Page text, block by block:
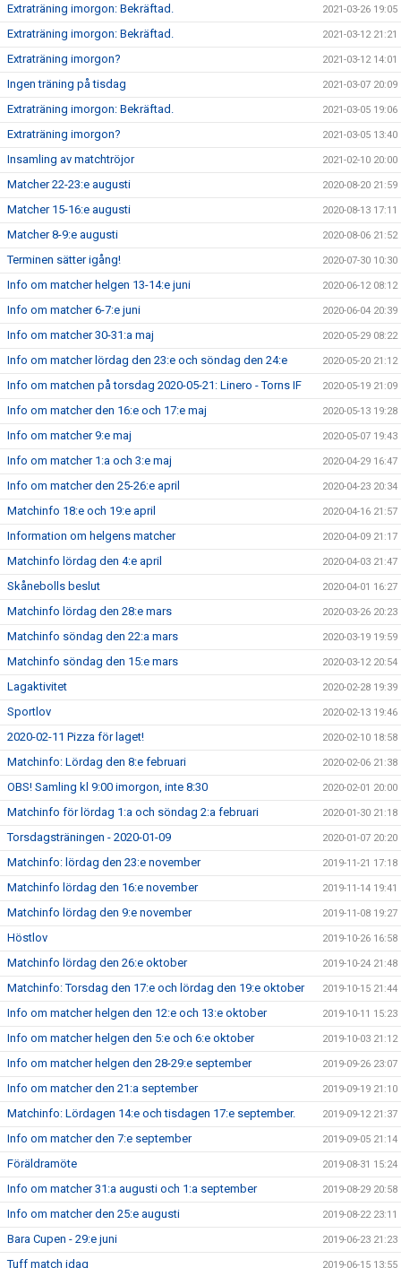
Extraträning imorgon: Bekräftad. 2021-03-26 19:05
Extraträning imorgon: Bekräftad. 2021-03-12 21:21
Extraträning imorgon? 2021-03-12 14:01
Ingen träning på tisdag 2021-03-07 20:09
Extraträning imorgon: Bekräftad. 2021-03-05 19:06
Extraträning imorgon? 2021-03-05 13:40
Insamling av matchtröjor 2021-02-10 20:00
Matcher 22-23:e augusti 2020-08-20 21:59
Matcher 15-16:e augusti 2020-08-13 17:11
Matcher 8-9:e augusti 2020-08-06 21:52
Terminen sätter igång! 2020-07-30 10:30
Info om matcher helgen 13-14:e juni 2020-06-12 08:12
Info om matcher 6-7:e juni 2020-06-04 20:39
Info om matcher 30-31:a maj 2020-05-29 08:22
Info om matcher lördag den 23:e och söndag den 24:e 2020-05-20 21:12
Info om matchen på torsdag 2020-05-21: Linero - Torns IF 2020-05-19 21:09
Info om matcher den 16:e och 17:e maj 2020-05-13 19:28
Info om matcher 9:e maj 2020-05-07 19:43
Info om matcher 1:a och 3:e maj 2020-04-29 16:47
Info om matcher den 25-26:e april 2020-04-23 20:34
Matchinfo 18:e och 19:e april 2020-04-16 21:57
Information om helgens matcher 2020-04-09 21:17
Matchinfo lördag den 4:e april 2020-04-03 21:47
Skånebolls beslut 2020-04-01 16:27
Matchinfo lördag den 28:e mars 2020-03-26 20:23
Matchinfo söndag den 22:a mars 2020-03-19 19:59
Matchinfo söndag den 15:e mars 2020-03-12 20:54
Lagaktivitet 2020-02-28 19:39
Sportlov 2020-02-13 19:46
2020-02-11 Pizza för laget! 2020-02-10 18:58
Matchinfo: Lördag den 8:e februari 2020-02-06 21:38
OBS! Samling kl 9:00 imorgon, inte 8:30 2020-02-01 20:00
Matchinfo för lördag 1:a och söndag 2:a februari 2020-01-30 21:18
Torsdagsträningen - 2020-01-09 2020-01-07 20:20
Matchinfo: lördag den 23:e november 2019-11-21 17:18
Matchinfo lördag den 16:e november 2019-11-14 19:41
Matchinfo lördag den 9:e november 2019-11-08 19:27
Höstlov 2019-10-26 16:58
Matchinfo lördag den 26:e oktober 2019-10-24 21:48
Matchinfo: Torsdag den 17:e och lördag den 19:e oktober 2019-10-15 21:44
Info om matcher helgen den 12:e och 13:e oktober 2019-10-11 15:23
Info om matcher helgen den 5:e och 6:e oktober 2019-10-03 21:12
Info om matcher helgen den 28-29:e september 2019-09-26 23:07
Info om matcher den 21:a september 2019-09-19 21:10
Matchinfo: Lördagen 14:e och tisdagen 17:e september. 2019-09-12 21:37
Info om matcher den 7:e september 2019-09-05 21:14
Föräldramöte 2019-08-31 15:24
Info om matcher 31:a augusti och 1:a september 2019-08-29 20:58
Info om matcher den 25:e augusti 2019-08-22 23:11
Bara Cupen - 29:e juni 2019-06-23 21:23
Tuff match idag 2019-06-15 13:55